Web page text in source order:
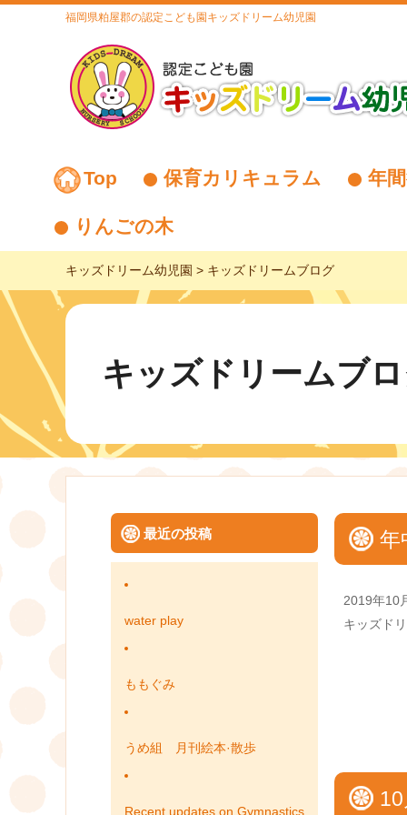
福岡県粕屋郡の認定こども園キッズドリーム幼児園
Top 保育カリキュラム 年
りんごの木
キッズドリーム幼児園 > キッズドリームブログ
キッズドリームブ
最近の投稿
water play
ももぐみ
うめ組 月刊絵本·散歩
Recent updates on Gymnastics
年
Posted
on
2019年10
Categories
キッズド